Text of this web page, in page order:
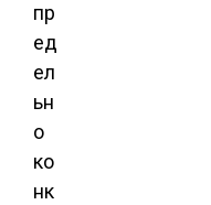
пр
ед
ел
ьн
о
ко
нк